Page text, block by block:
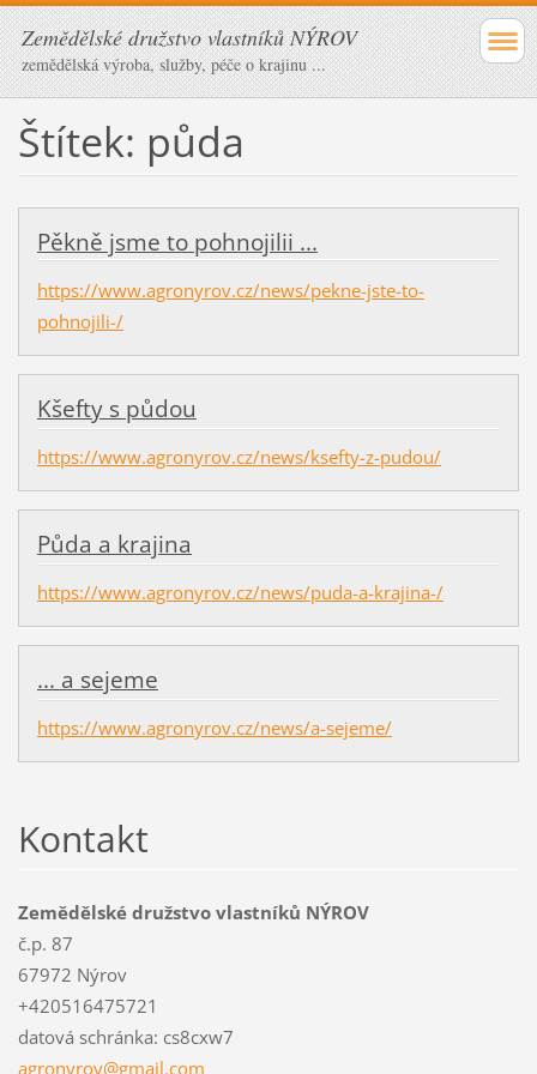
Zemědělské družstvo vlastníků NÝROV
zemědělská výroba, služby, péče o krajinu ...
Štítek: půda
Pěkně jsme to pohnojilii ...
https://www.agronyrov.cz/news/pekne-jste-to-
pohnojili-/
Kšefty s půdou
https://www.agronyrov.cz/news/ksefty-z-pudou/
Půda a krajina
https://www.agronyrov.cz/news/puda-a-krajina-/
... a sejeme
https://www.agronyrov.cz/news/a-sejeme/
Kontakt
Zemědělské družstvo vlastníků NÝROV
č.p. 87
67972 Nýrov
+420516475721
datová schránka: cs8cxw7
agronyrov@gmail.com